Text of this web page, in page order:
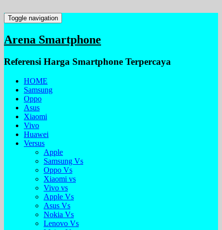
Toggle navigation
Arena Smartphone
Referensi Harga Smartphone Terpercaya
HOME
Samsung
Oppo
Asus
Xiaomi
Vivo
Huawei
Versus
Apple
Samsung Vs
Oppo Vs
Xiaomi vs
Vivo vs
Apple Vs
Asus Vs
Nokia Vs
Lenovo Vs